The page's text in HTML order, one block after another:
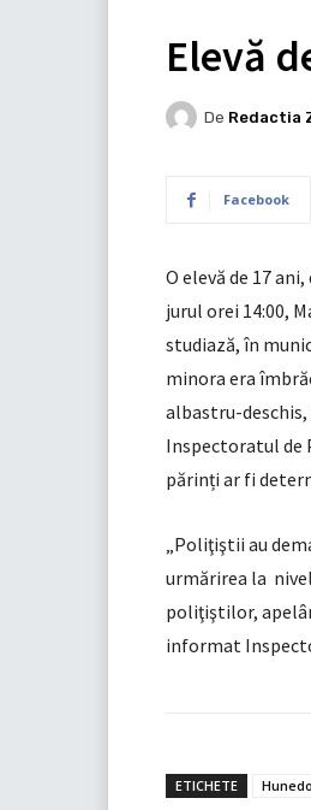
Elevă
De Redactia
Facebook
O elevă de 17
jurul orei 14:00,
studiază, în
minora era
albastru-deschis,
Inspectoratul de
părinți ar fi
„Poliţiştii au
urmărirea la
poliţiştilor,
informat
ETICHETE